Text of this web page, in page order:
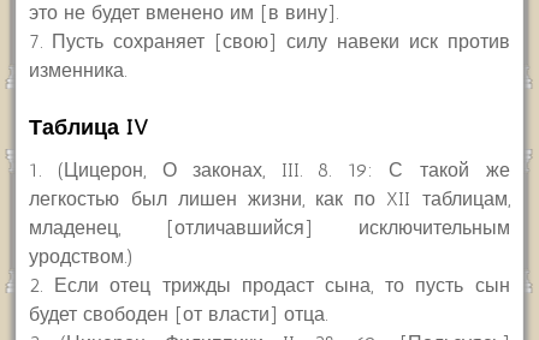
это не будет вменено им [в вину].
7. Пусть сохраняет [свою] силу навеки иск против
изменника.
Таблица IV
1. (Цицерон, О законах, III. 8. 19: С такой же
легкостью был лишен жизни, как по XII таблицам,
младенец, [отличавшийся] исключительным
уродством.)
2. Если отец трижды продаст сына, то пусть сын
будет свободен [от власти] отца.